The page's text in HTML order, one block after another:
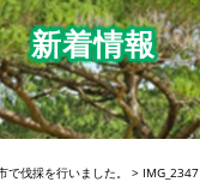
新着情報
で伐採を行いました。 > IMG_2347